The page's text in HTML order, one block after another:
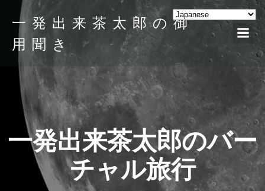
一発出来茶太郎の御
用聞き
一発出来茶太郎のバー
チャル旅行